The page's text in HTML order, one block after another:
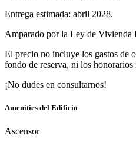
Entrega estimada: abril 2028.
Amparado por la Ley de Vivienda
El precio no incluye los gastos de
fondo de reserva, ni los
¡No dudes en consultarnos!
Amenities del Edificio
Ascensor